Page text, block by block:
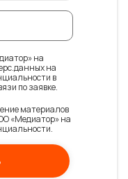
на
на
в
по заявке.
материалов
«Медиатор» на